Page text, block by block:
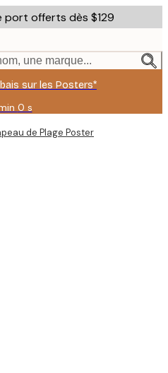
port offerts dès $129
une marque...
sur les Posters*
0 s
Valable
jusqu'au
:
de Plage Poster